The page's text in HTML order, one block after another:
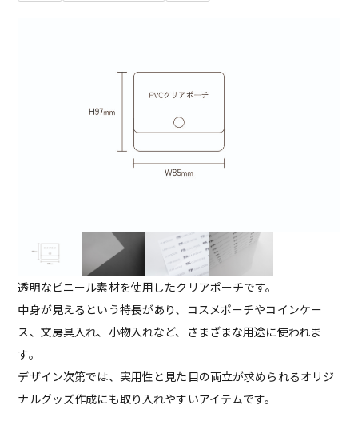
透明なビニール素材を使用したクリアポーチです。
中身が見えるという特長があり、コスメポーチやコインケー
ス、文房具入れ、小物入れなど、さまざまな用途に使われま
す。
デザイン次第では、実用性と見た目の両立が求められるオリジ
ナルグッズ作成にも取り入れやすいアイテムです。